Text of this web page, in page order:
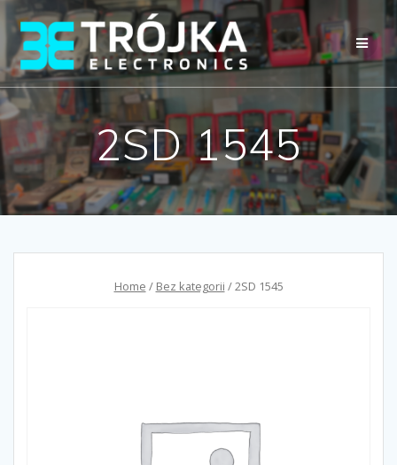
Przejdź
do
treści
2SD 1545
Home / Bez kategorii / 2SD 1545